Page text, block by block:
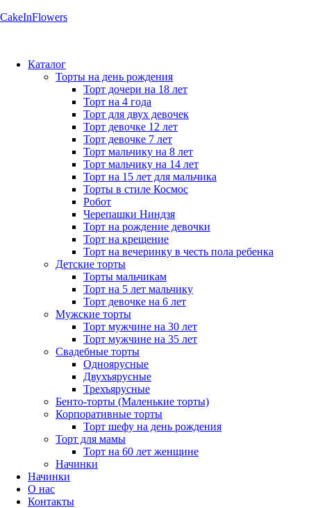
CakeInFlowers
Каталог
Торты на день рождения
Торт дочери на 18 лет
Торт на 4 года
Торт для двух девочек
Торт девочке 12 лет
Торт девочке 7 лет
Торт мальчику на 8 лет
Торт мальчику на 14 лет
Торт на 15 лет для мальчика
Торты в стиле Космос
Робот
Черепашки Ниндзя
Торт на рождение девочки
Торт на крещение
Торт на вечеринку в честь пола ребенка
Детские торты
Торты мальчикам
Торт на 5 лет мальчику
Торт девочке на 6 лет
Мужские торты
Торт мужчине на 30 лет
Торт мужчине на 35 лет
Свадебные торты
Одноярусные
Двухъярусные
Трехъярусные
Бенто-торты (Маленькие торты)
Корпоративные торты
Торт шефу на день рождения
Торт для мамы
Торт на 60 лет женщине
Начинки
Начинки
О нас
Контакты